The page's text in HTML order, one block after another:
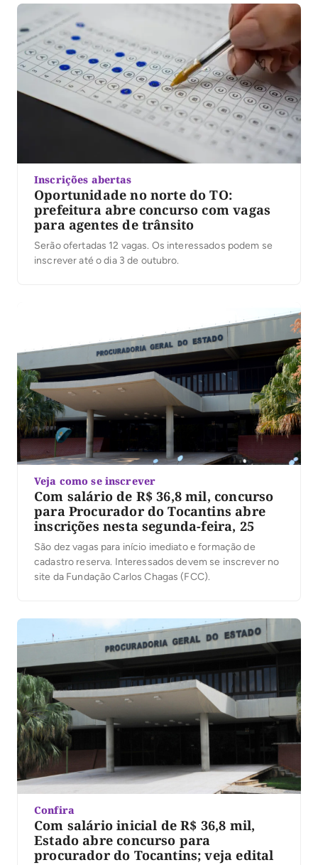
a R$ 21,9 mil. Entre os certames já […]
Inscrições abertas
Oportunidade no norte do TO:
prefeitura abre concurso com vagas
para agentes de trânsito
Serão ofertadas 12 vagas. Os interessados podem se
inscrever até o dia 3 de outubro.
Veja como se inscrever
Com salário de R$ 36,8 mil, concurso
para Procurador do Tocantins abre
inscrições nesta segunda-feira, 25
São dez vagas para início imediato e formação de
cadastro reserva. Interessados devem se inscrever no
site da Fundação Carlos Chagas (FCC).
Confira
Com salário inicial de R$ 36,8 mil,
Estado abre concurso para
procurador do Tocantins; veja edital